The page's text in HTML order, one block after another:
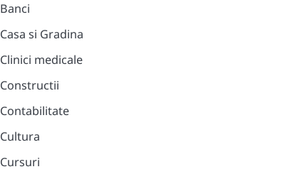
Banci
Casa si Gradina
Clinici medicale
Constructii
Contabilitate
Cultura
Cursuri